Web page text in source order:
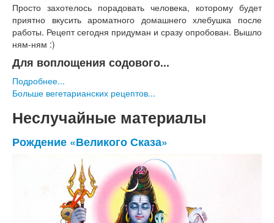
Просто захотелось порадовать человека, которому будет
приятно вкусить ароматного домашнего хлебушка после
работы. Рецепт сегодня придуман и сразу опробован. Вышло
ням-ням :)
Для воплощения содового...
Подробнее...
Больше вегетарианских рецептов...
Неслучайные материалы
Рождение «Великого Сказа»